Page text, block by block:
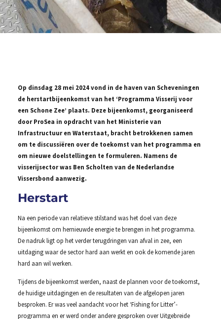
Op dinsdag 28 mei 2024 vond in de haven van Scheveningen
de herstartbijeenkomst van het ‘Programma Visserij voor
een Schone Zee’ plaats. Deze bijeenkomst, georganiseerd
door ProSea in opdracht van het Ministerie van
Infrastructuur en Waterstaat, bracht betrokkenen samen
om te discussiëren over de toekomst van het programma en
om nieuwe doelstellingen te formuleren. Namens de
visserijsector was Ben Scholten van de Nederlandse
Vissersbond aanwezig.
Herstart
Na een periode van relatieve stilstand was het doel van deze
bijeenkomst om hernieuwde energie te brengen in het programma.
De nadruk ligt op het verder terugdringen van afval in zee, een
uitdaging waar de sector hard aan werkt en ook de komende jaren
hard aan wil werken.
Tijdens de bijeenkomst werden, naast de plannen voor de toekomst,
de huidige uitdagingen en de resultaten van de afgelopen jaren
besproken. Er was veel aandacht voor het ‘Fishing for Litter’-
programma en er werd onder andere gesproken over Uitgebreide